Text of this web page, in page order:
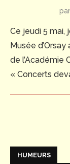
par
Ce jeudi 5 mai,
Musée
de l’Académie
« Concerts
HUMEURS